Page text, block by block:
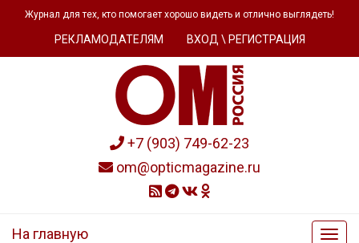
Журнал для тех, кто помогает хорошо видеть и отлично выглядеть!
РЕКЛАМОДАТЕЛЯМ ВХОД \ РЕГИСТРАЦИЯ
+7 (903) 749-62-23
om@opticmagazine.ru
На главную